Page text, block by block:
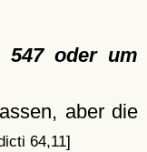
oder um
aber die
64,11]